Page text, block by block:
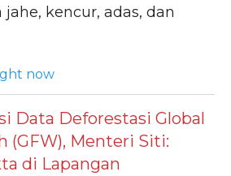
kencur, adas, dan
now
Data Deforestasi Global
(GFW), Menteri Siti:
di Lapangan